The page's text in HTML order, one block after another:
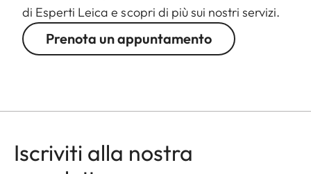
di Esperti Leica e scopri di più sui nostri servizi.
Prenota un appuntamento
Iscriviti alla nostra